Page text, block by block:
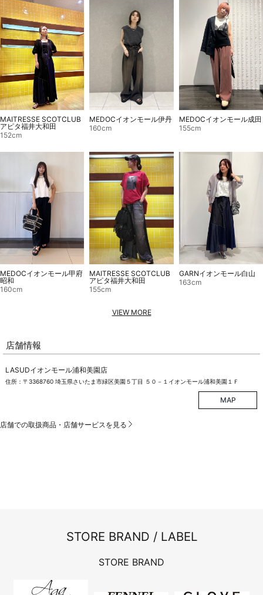
MAITRESSE SCOTCLUB
アピタ福井大和田
152cm
MEDOCイオンモール伊丹
160cm
MEDOCイオンモール成田
155cm
MEDOCイオンモール甲府
昭和
160cm
MAITRESSE SCOTCLUB
アピタ福井大和田
155cm
GARNイオンモール白山
163cm
VIEW MORE
店舗情報
LASUDイオンモール浦和美園店
住所：〒3368760 埼玉県さいたま市緑区美園５丁目 ５０－１イオンモール浦和美園１Ｆ
MAP
店舗での取扱商品・店舗サービスを見る
STORE BRAND / LABEL
STORE BRAND